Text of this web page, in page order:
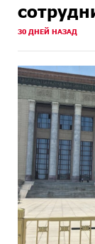
30 ДНЕЙ НАЗАД